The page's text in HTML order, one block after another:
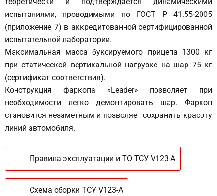
испытаниями, проводимыми по ГОСТ Р 41.55-2005
(приложение 7) в аккредитованной сертифицированной
испытательной лаборатории.
Максимальная масса буксируемого прицепа 1300 кг
при статической вертикальной нагрузке на шар 75 кг
(сертификат соответствия).
Конструкция фаркопа «Leader» позволяет при
необходимости легко демонтировать шар. Фаркоп
становится незаметным и позволяет сохранить красоту
линий автомобиля.
Правила эксплуатации и ТО ТСУ V123-A
Схема сборки ТСУ V123-A